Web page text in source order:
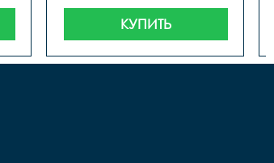
КУПИТЬ